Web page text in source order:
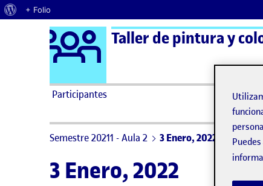
Acerca de WordPress
+ Folio
Saltar al contenido Logo Ágora
Taller de pintura y
Participantes
Semestre 20211 - Aula 2 3 Enero, 2022
3 Enero, 2022